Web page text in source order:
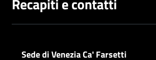
Sede di Venezia Ca' Farsetti